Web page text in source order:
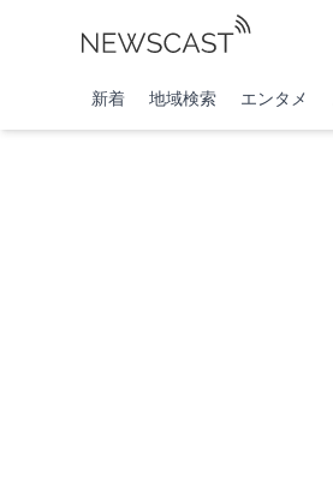
新着 地域検索 エンタメ